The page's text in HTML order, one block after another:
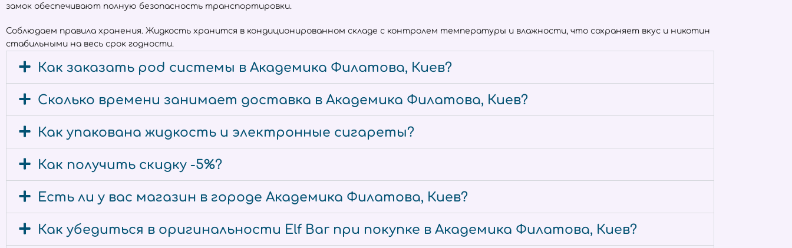
замок обеспечивают полную безопасность транспортировки.
Соблюдаем правила хранения. Жидкость хранится в кондиционированном складе с контролем температуры и влажности, что сохраняет вкус и никотин
стабильными на весь срок годности.
Как заказать pod системы в Академика Филатова, Киев?
Сколько времени занимает доставка в Академика Филатова, Киев?
Как упакована жидкость и электронные сигареты?
Как получить скидку -5%?
Есть ли у вас магазин в городе Академика Филатова, Киев?
Как убедиться в оригинальности Elf Bar при покупке в Академика Филатова, Киев?